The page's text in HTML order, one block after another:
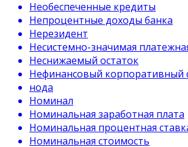
Необеспеченные кредиты
Непроцентные доходы банка
Нерезидент
Несистемно-значимая
Неснижаемый остаток
Нефинансовый корпоративный
нода
Номинал
Номинальная заработная плата
Номинальная процентная
Номинальная стоимость